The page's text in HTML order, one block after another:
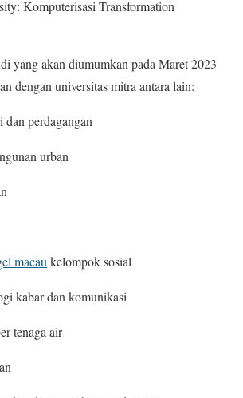
Komputerisasi Transformation
yang akan diumumkan pada Maret 2023
dengan universitas mitra antara lain:
perdagangan
urban
macau kelompok sosial
kabar dan komunikasi
tenaga air